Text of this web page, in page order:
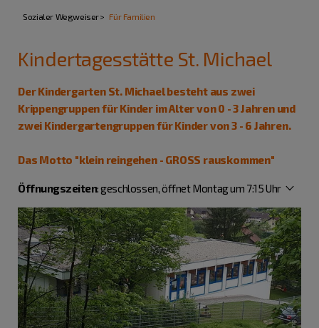
Sozialer Wegweiser Für Familien
Kindertagesstätte St. Michael
Der Kindergarten St. Michael besteht aus zwei
Krippengruppen für Kinder im Alter von 0 - 3 Jahren und
zwei Kindergartengruppen für Kinder von 3 - 6 Jahren.
Das Motto "klein reingehen - GROSS rauskommen"
Öffnungszeiten:geschlossen, öffnet Montag um 7:15 Uhr